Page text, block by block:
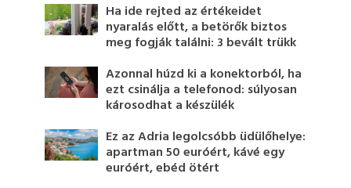
Ha ide rejted az értékeidet
nyaralás előtt, a betörők biztos
meg fogják találni: 3 bevált trükk
Azonnal húzd ki a konektorból, ha
ezt csinálja a telefonod: súlyosan
károsodhat a készülék
Ez az Adria legolcsóbb üdülőhelye:
apartman 50 euróért, kávé egy
euróért, ebéd ötért